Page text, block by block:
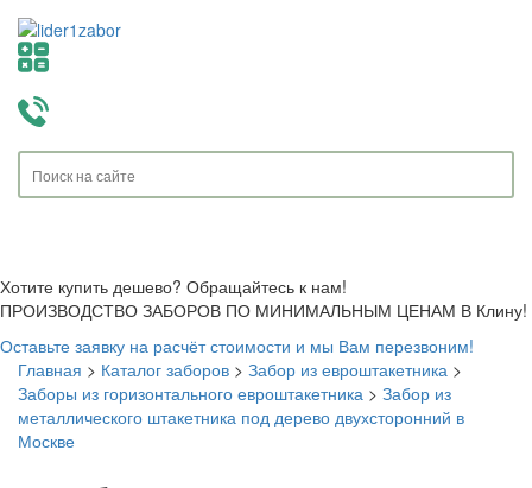
Хотите купить дешево? Обращайтесь к нам!
ПРОИЗВОДСТВО ЗАБОРОВ ПО МИНИМАЛЬНЫМ ЦЕНАМ В Клину!
Оставьте заявку на расчёт стоимости и мы Вам перезвоним!
Главная > Каталог заборов > Забор из евроштакетника >
Заборы из горизонтального евроштакетника > Забор из
металлического штакетника под дерево двухсторонний в
Москве